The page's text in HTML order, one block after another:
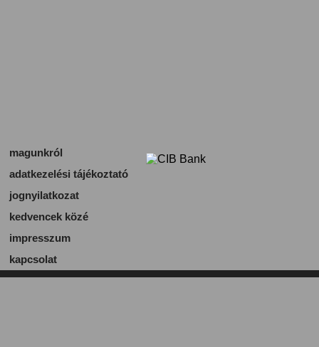
magunkról
adatkezelési tájékoztató
jognyilatkozat
kedvencek közé
impresszum
kapcsolat